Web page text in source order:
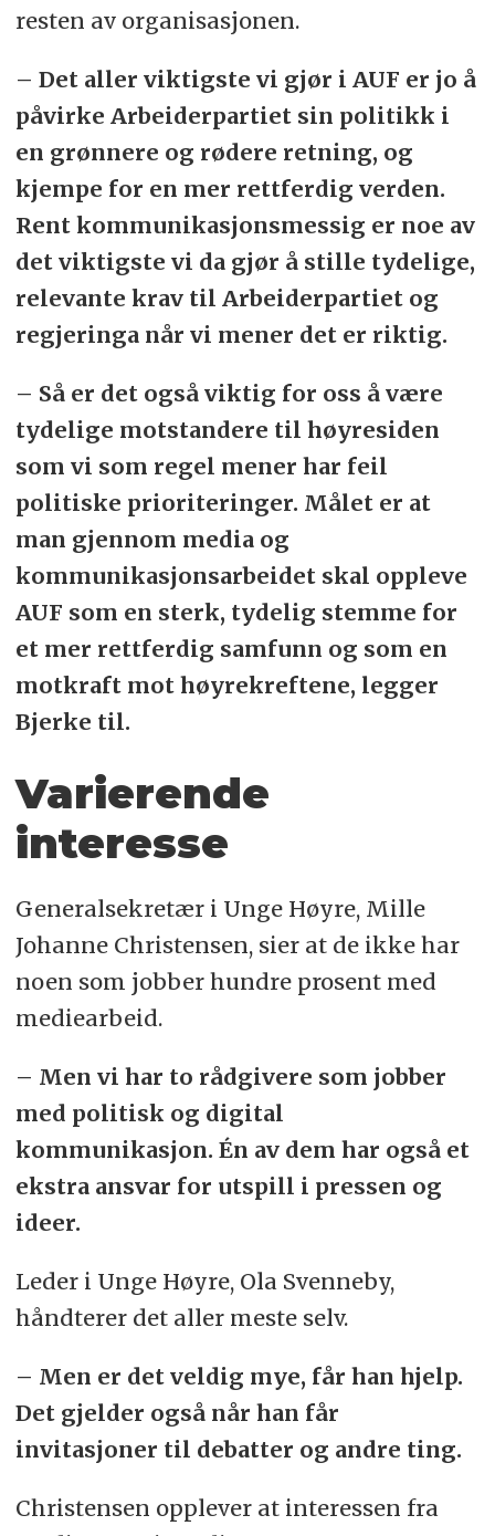
resten av organisasjonen.
– Det aller viktigste vi gjør i AUF er jo å
påvirke Arbeiderpartiet sin politikk i
en grønnere og rødere retning, og
kjempe for en mer rettferdig verden.
Rent kommunikasjonsmessig er noe av
det viktigste vi da gjør å stille tydelige,
relevante krav til Arbeiderpartiet og
regjeringa når vi mener det er riktig.
– Så er det også viktig for oss å være
tydelige motstandere til høyresiden
som vi som regel mener har feil
politiske prioriteringer. Målet er at
man gjennom media og
kommunikasjonsarbeidet skal oppleve
AUF som en sterk, tydelig stemme for
et mer rettferdig samfunn og som en
motkraft mot høyrekreftene, legger
Bjerke til.
Varierende
interesse
Generalsekretær i Unge Høyre, Mille
Johanne Christensen, sier at de ikke har
noen som jobber hundre prosent med
mediearbeid.
– Men vi har to rådgivere som jobber
med politisk og digital
kommunikasjon. Én av dem har også et
ekstra ansvar for utspill i pressen og
ideer.
Leder i Unge Høyre, Ola Svenneby,
håndterer det aller meste selv.
– Men er det veldig mye, får han hjelp.
Det gjelder også når han får
invitasjoner til debatter og andre ting.
Christensen opplever at interessen fra